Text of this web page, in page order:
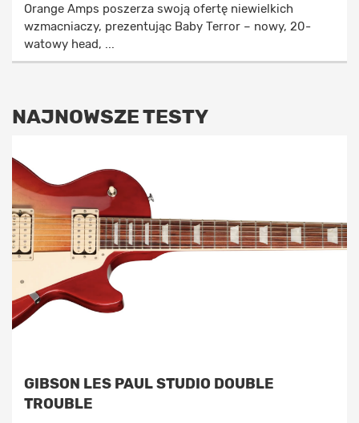
Orange Amps poszerza swoją ofertę niewielkich
wzmacniaczy, prezentując Baby Terror – nowy, 20-
watowy head, ...
NAJNOWSZE TESTY
GIBSON LES PAUL STUDIO DOUBLE
TROUBLE